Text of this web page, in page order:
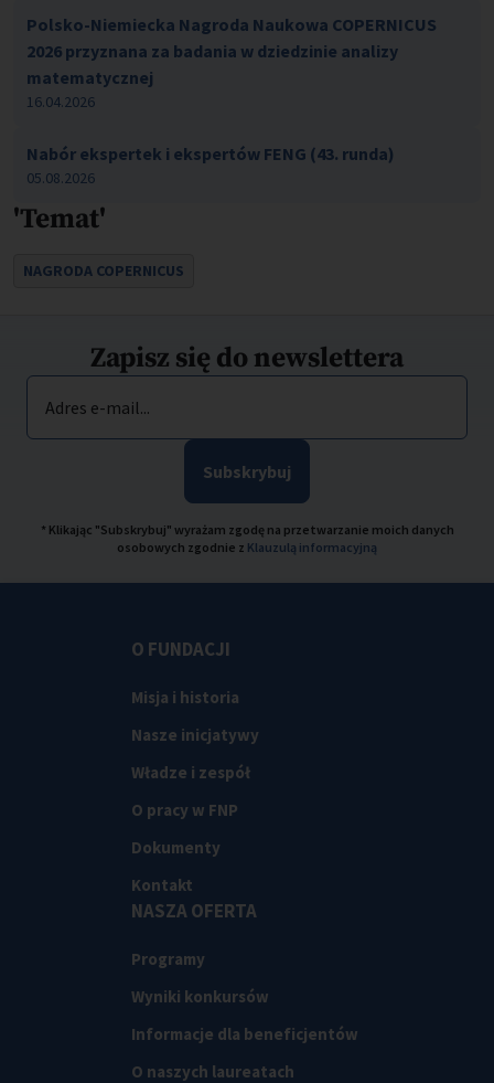
Polsko-Niemiecka Nagroda Naukowa COPERNICUS
2026 przyznana za badania w dziedzinie analizy
matematycznej
16.04.2026
Nabór ekspertek i ekspertów FENG (43. runda)
05.08.2026
'Temat'
NAGRODA COPERNICUS
Zapisz się do newslettera
Adres e-mail...
Subskrybuj
* Klikając "Subskrybuj" wyrażam zgodę na przetwarzanie moich danych
osobowych zgodnie z Klauzulą informacyjną
O FUNDACJI
Misja i historia
Nasze inicjatywy
Władze i zespół
O pracy w FNP
Dokumenty
Kontakt
NASZA OFERTA
Programy
Wyniki konkursów
Informacje dla beneficjentów
O naszych laureatach